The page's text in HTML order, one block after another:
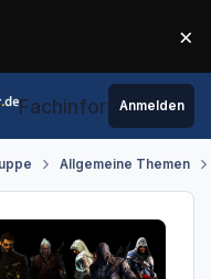
×
Fachinformatiker.de
Anmelden
Allgemeine Themen